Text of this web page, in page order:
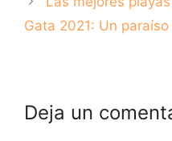
Gata 2021: Un
Deja un